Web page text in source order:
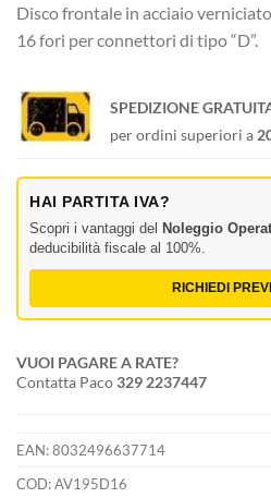
Disco frontale in acciaio
16 fori per connettori di tipo “D”.
SPEDIZIONE
per ordini superiori a
HAI PARTITA IVA?
Scopri i vantaggi del Noleggio
deducibilità fiscale al 100%.
RICHIEDI
VUOI PAGARE A RATE?
Contatta Paco329 2237447
EAN:8032496637714
COD:AV195D16